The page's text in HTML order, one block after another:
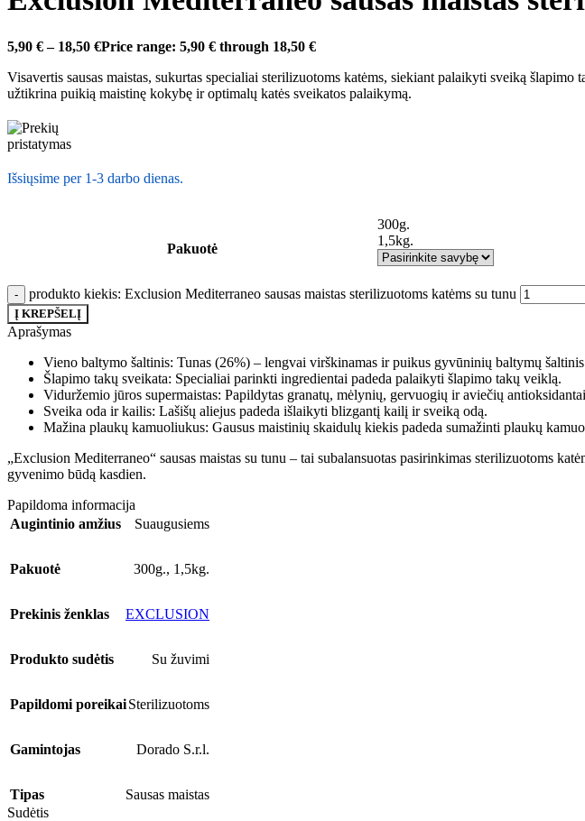
5,90 € – 18,50 €Price range: 5,90 € through 18,50 €
Visavertis sausas maistas, sukurtas specialiai sterilizuotoms katėms, siekiant palaikyti sveiką
užtikrina puikią maistinę kokybę ir optimalų katės sveikatos palaikymą.
Išsiųsime per 1-3 darbo dienas.
Pakuotė
300g.
1,5kg.
produkto kiekis: Exclusion Mediterraneo sausas maistas sterilizuotoms katėms su tunu
Į KREPŠELĮ
Aprašymas
Vieno baltymo šaltinis: Tunas (26%) – lengvai virškinamas ir puikus gyvūninių baltymų
Šlapimo takų sveikata: Specialiai parinkti ingredientai padeda palaikyti šlapimo takų veiklą.
Viduržemio jūros supermaistas: Papildytas granatų, mėlynių, gervuogių ir aviečių
Sveika oda ir kailis: Lašišų aliejus padeda išlaikyti blizgantį kailį ir sveiką odą.
Mažina plaukų kamuoliukus: Gausus maistinių skaidulų kiekis padeda sumažinti plaukų
„Exclusion Mediterraneo“ sausas maistas su tunu – tai subalansuotas pasirinkimas sterilizuotoms
gyvenimo būdą kasdien.
Papildoma informacija
Augintinio amžius
Suaugusiems
Pakuotė 300g., 1,5kg.
Prekinis ženklas EXCLUSION
Produkto sudėtis Su žuvimi
Papildomi poreikaiSterilizuotoms
Gamintojas Dorado S.r.l.
Tipas
Sausas maistas
Sudėtis